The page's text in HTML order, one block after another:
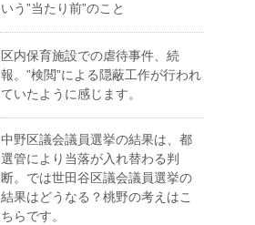
いう”当たり前”のこと
区内保育施設での虐待事件、続
報。”検閲”による隠蔽工作が行われ
ていたように感じます。
中野区議会議員選挙の結果は、都
選管により当落が入れ替わる判
断。では世田谷区議会議員選挙の
結果はどうなる？桃野の考えはこ
ちらです。